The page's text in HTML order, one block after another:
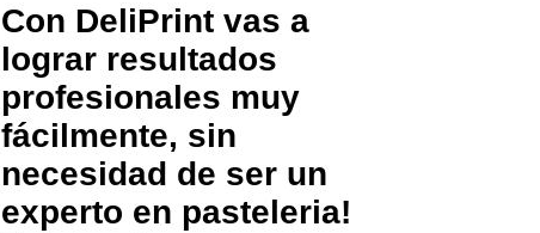
Con DeliPrint vas a
lograr resultados
profesionales muy
fácilmente, sin
necesidad de ser un
experto en pasteleria!